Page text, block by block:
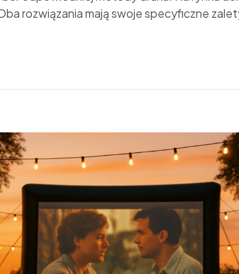
rozwiązania mają swoje specyficzne